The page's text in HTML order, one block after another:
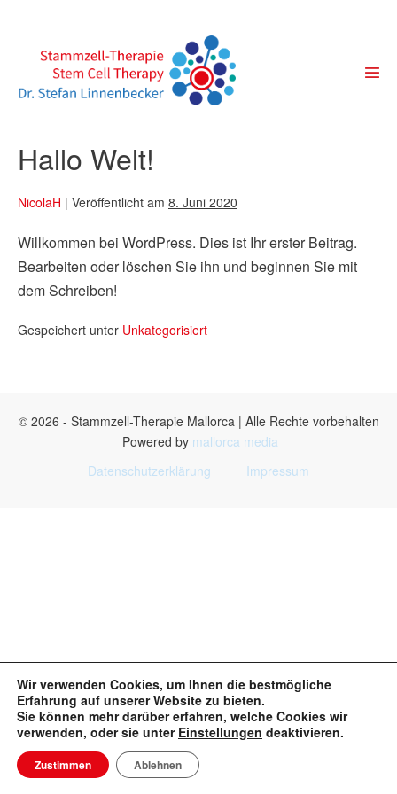
Hallo Welt!
NicolaH | Veröffentlicht am 8. Juni 2020
Willkommen bei WordPress. Dies ist Ihr erster Beitrag.
Bearbeiten oder löschen Sie ihn und beginnen Sie mit
dem Schreiben!
Gespeichert unter Unkategorisiert
© 2026 - Stammzell-Therapie Mallorca | Alle Rechte vorbehalten
Powered by mallorca media
Datenschutzerklärung
Impressum
Wir verwenden Cookies, um Ihnen die bestmögliche
Erfahrung auf unserer Website zu bieten.
Sie können mehr darüber erfahren, welche Cookies wir
verwenden, oder sie unter Einstellungen deaktivieren.
Zustimmen Ablehnen